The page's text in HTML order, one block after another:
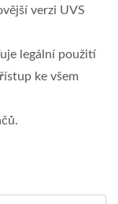
verzi UVS
legální použití
ke všem